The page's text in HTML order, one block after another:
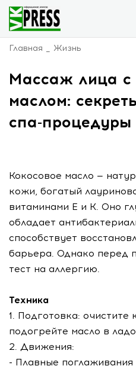
Главная Жизнь
Массаж лица с
маслом:
спа-процедуры
Кокосовое масло —
кожи, богатый
витаминами E и K. Оно
обладает
способствует
барьера. Однако перед
тест на аллергию.
Техника
1. Подготовка: очистите
подогрейте масло в
2. Движения:
- Плавные